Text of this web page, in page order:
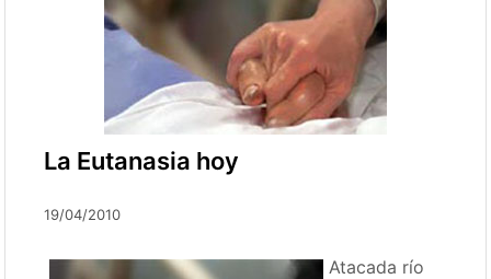
La Eutanasia hoy
19/04/2010
Atacada río